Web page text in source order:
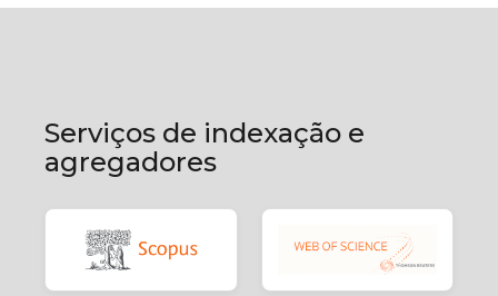
Serviços de indexação e
agregadores